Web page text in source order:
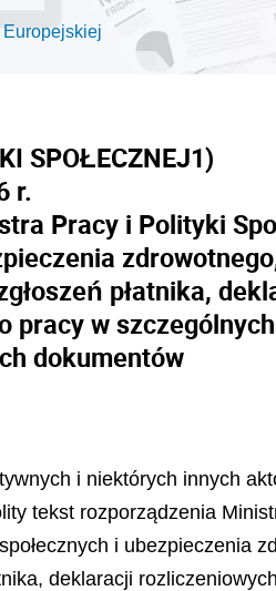
SPOŁECZNEJ1)
r.
Pracy i Polityki
płatnika,
pracy w
dokumentów
i niektórych innych
tekst rozporządzenia
i ubezpieczenia
deklaracji